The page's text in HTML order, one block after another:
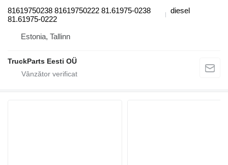
81619750238 81619750222 81.61975-0238
81.61975-0222
diesel
Estonia, Tallinn
TruckParts Eesti OÜ